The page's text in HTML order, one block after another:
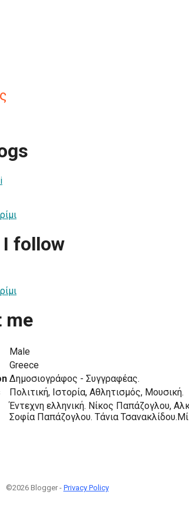
I follow
me
Male
Greece
Δημοσιογράφος - Συγγραφέας.
Πολιτική, Ιστορία, Αθλητισμός, Μουσική.
Έντεχνη ελληνική. Νίκος Παπάζογλου,
Σοφία Παπάζογλου. Τάνια
©2026 Blogger - Privacy Policy